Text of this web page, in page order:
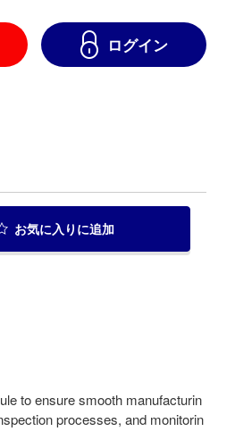
ログイン
お気に入り に追加
to ensure smooth manufacturin
processes, and monitorin